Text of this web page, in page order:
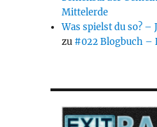
Mittelerde
Was spielst du so?
zu #022 Blogbuch –